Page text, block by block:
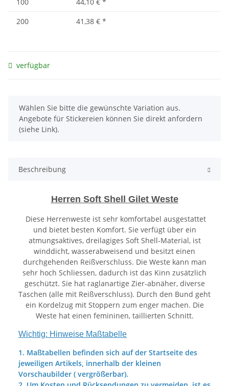
200
41,38 € *
verfügbar
x
Wählen Sie bitte die gewünschte Variation aus.
Angebote für Stickereien können Sie direkt anfordern
(siehe Link).
Beschreibung
Herren Soft Shell Gilet Weste
Diese Herrenweste ist sehr komfortabel ausgestattet
und bietet besten Komfort. Sie verfügt über ein
atmungsaktives, dreilagiges Soft Shell-Material, ist
winddicht, wasserabweisend und besitzt einen
durchgehenden Reißverschluss. Die Weste kann man
sehr hoch Schliessen, dadurch ist das Kinn zusätzlich
geschützt. Sie hat raglanartige Zier-abnäher, diverse
Taschen (alle mit Reißverschluss). Durch den Bund geht
ein Kordelzug mit Stoppern zum enger machen. Die
Weste hat einen femininen, taillierten Schnitt.
Wichtig: Hinweise Maßtabelle
1. Maßtabellen befinden sich auf der Startseite des
jeweiligen Artikels, innerhalb der kleinen
Vorschaubilder ( vergrößerbar).